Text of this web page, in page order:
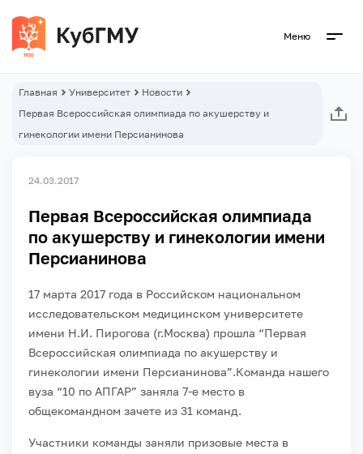
Меню
Главная Университет
Новости
Первая Всероссийская олимпиада по акушерству и
гинекологии имени Персианинова
24.03.2017
Первая Всероссийская олимпиада
по акушерству и гинекологии имени
Персианинова
17 марта 2017 года в Российском национальном
исследовательском медицинском университете
имени Н.И. Пирогова (г.Москва) прошла “Первая
Всероссийская олимпиада по акушерству и
гинекологии имени Персианинова”.Команда нашего
вуза “10 по АПГАР” заняла 7-е место в
общекомандном зачете из 31 команд.
Участники команды заняли призовые места в